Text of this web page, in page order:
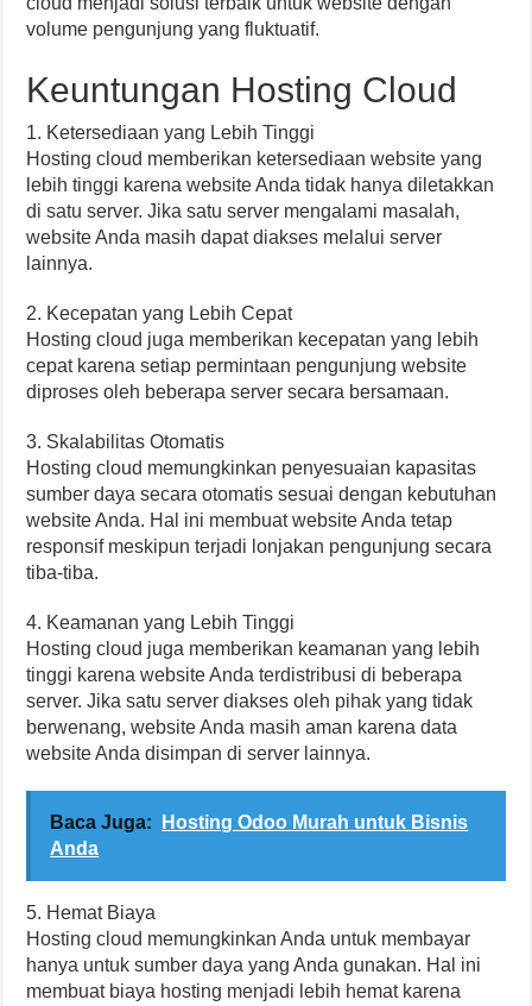
volume pengunjung yang fluktuatif.
Keuntungan Hosting Cloud
1. Ketersediaan yang Lebih Tinggi
Hosting cloud memberikan ketersediaan website yang
lebih tinggi karena website Anda tidak hanya diletakkan
di satu server. Jika satu server mengalami masalah,
website Anda masih dapat diakses melalui server
lainnya.
2. Kecepatan yang Lebih Cepat
Hosting cloud juga memberikan kecepatan yang lebih
cepat karena setiap permintaan pengunjung website
diproses oleh beberapa server secara bersamaan.
3. Skalabilitas Otomatis
Hosting cloud memungkinkan penyesuaian kapasitas
sumber daya secara otomatis sesuai dengan kebutuhan
website Anda. Hal ini membuat website Anda tetap
responsif meskipun terjadi lonjakan pengunjung secara
tiba-tiba.
4. Keamanan yang Lebih Tinggi
Hosting cloud juga memberikan keamanan yang lebih
tinggi karena website Anda terdistribusi di beberapa
server. Jika satu server diakses oleh pihak yang tidak
berwenang, website Anda masih aman karena data
website Anda disimpan di server lainnya.
Baca Juga:
Hosting Odoo Murah untuk Bisnis
Anda
5. Hemat Biaya
Hosting cloud memungkinkan Anda untuk membayar
hanya untuk sumber daya yang Anda gunakan. Hal ini
membuat biaya hosting menjadi lebih hemat karena